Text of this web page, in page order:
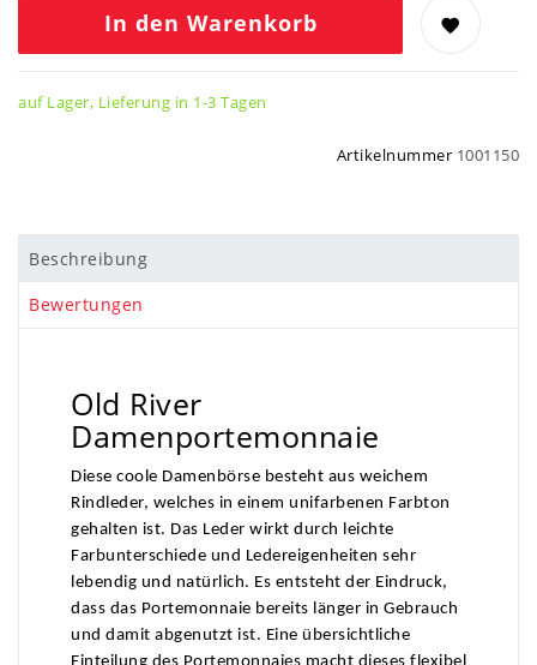
In den Warenkorb
auf Lager, Lieferung in 1-3 Tagen
Artikelnummer 1001150
Beschreibung
Bewertungen
Old River
Damenportemonnaie
Diese coole Damenbörse besteht aus weichem
Rindleder, welches in einem unifarbenen Farbton
gehalten ist. Das Leder wirkt durch leichte
Farbunterschiede und Ledereigenheiten sehr
lebendig und natürlich. Es entsteht der Eindruck,
dass das Portemonnaie bereits länger in Gebrauch
und damit abgenutzt ist. Eine übersichtliche